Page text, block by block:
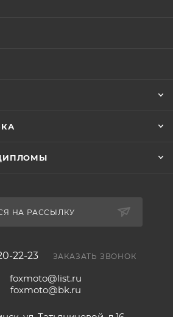
НА РАССЫЛКУ
22-23 ЗАКАЗАТЬ ЗВОНОК
foxmoto@list.ru
foxmoto@bk.ru